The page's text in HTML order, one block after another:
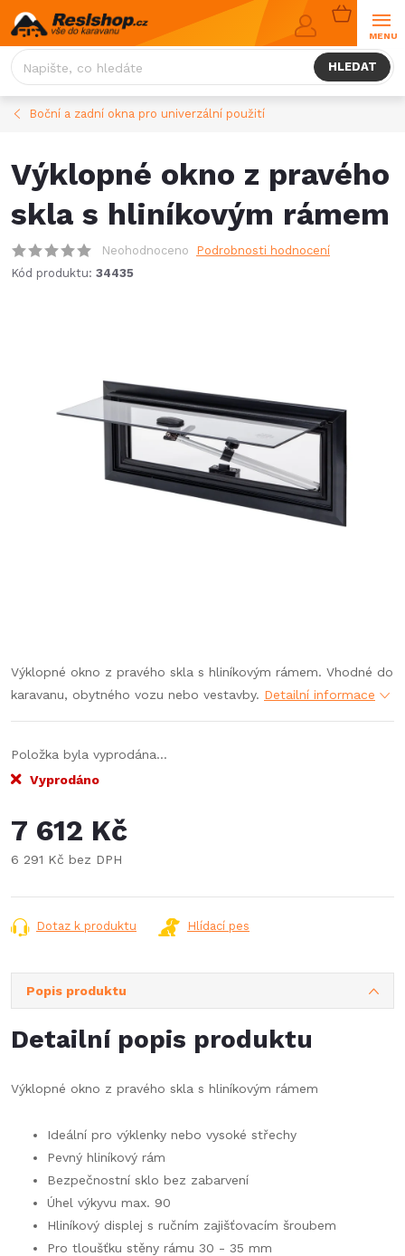
Přejít
na
obsah
HLEDAT
NÁKUPNÍ
KOŠÍK
Boční a zadní okna pro univerzální použití
Výklopné okno z pravého
skla s hliníkovým rámem
Neohodnoceno
Podrobnosti hodnocení
Kód produktu: 34435
Výklopné okno z pravého skla s hliníkovým rámem. Vhodné do
karavanu, obytného vozu nebo vestavby. Detailní informace
Položka byla vyprodána…
Vyprodáno
7 612 Kč
6 291 Kč bez DPH
cena:
Dotaz k produktu Hlídací pes
Popis produktu
Detailní popis produktu
Výklopné okno z pravého skla s hliníkovým rámem
Ideální pro výklenky nebo vysoké střechy
Pevný hliníkový rám
Bezpečnostní sklo bez zabarvení
Úhel výkyvu max. 90
Hliníkový displej s ručním zajišťovacím šroubem
Pro tloušťku stěny rámu 30 - 35 mm